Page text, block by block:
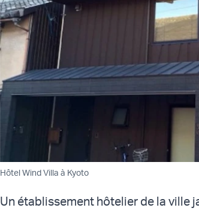
Hôtel Wind Villa à Kyoto
Un établissement hôtelier de la ville